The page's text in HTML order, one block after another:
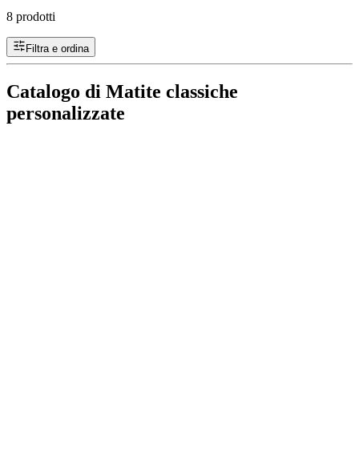
8 prodotti
Filtra e ordina
Catalogo di Matite classiche
personalizzate